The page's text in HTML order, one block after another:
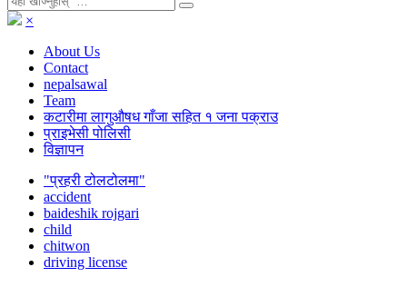
×
About Us
Contact
nepalsawal
Team
कटारीमा लागुऔषध गाँजा सहित १ जना पक्राउ
प्राइभेसी पोलिसी
विज्ञापन
"प्रहरी टोलटोलमा"
accident
baideshik rojgari
child
chitwon
driving license